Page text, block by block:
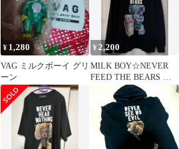
¥ 1,280
VAG ミルクボーイ グリ
ーン
¥ 2,200
MILK BOY☆NEVER
FEED THE BEARS パ